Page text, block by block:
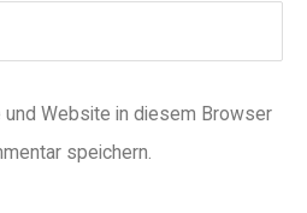
Website in diesem Browser
speichern.